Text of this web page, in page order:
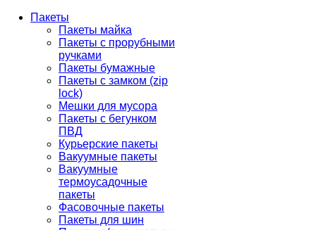
Пакеты
Пакеты майка
Пакеты с прорубными
ручками
Пакеты бумажные
Пакеты с замком (zip
lock)
Мешки для мусора
Пакеты с бегунком
ПВД
Курьерские пакеты
Вакуумные пакеты
Вакуумные
термоусадочные
пакеты
Фасовочные пакеты
Пакеты для шин